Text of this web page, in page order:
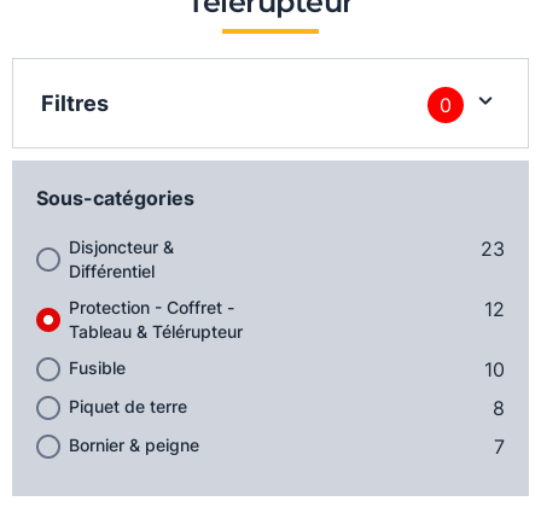
Filtres 0
Sous-catégories
Disjoncteur &
Différentiel
23
Protection - Coffret -
Tableau & Télérupteur
12
Fusible 10
Piquet de terre 8
Bornier & peigne 7